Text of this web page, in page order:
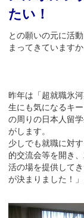
たい！
との願いの元に活
まってきていますか
昨年は「超就職氷
生にも気になるキ
の周りの日本人留
がします。
少しでも就職に対
的交流会等を開き
活の場を提供して
が決まりました！